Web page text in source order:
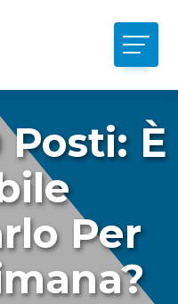
È
Per